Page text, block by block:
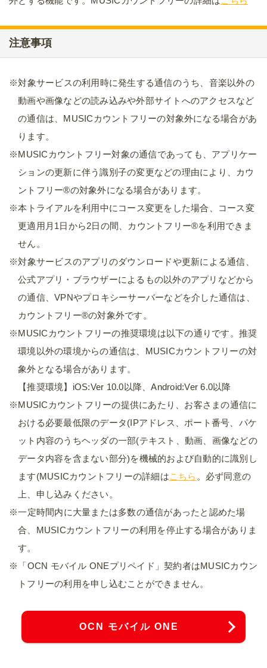
注意事項
※対象サービスの利用時に発生する通信のうち、音楽以外の
動画や画像などの読み込みや外部サイトへのアクセスなど
の通信は、MUSICカウントフリーの対象外になる場合があ
ります。
※MUSICカウントフリー対象の通信であっても、アプリケー
ションの更新に伴う識別子の変更などの理由により、カウ
ントフリー®の対象外になる場合があります。
※本トライアルを利用中にコース変更をした場合、コース変
更適用月1日から2日の間、カウントフリー®を利用できま
せん。
※対象サービスのアプリのダウンロードや更新による通信、
公式アプリ・ブラウザーによるもの以外のアプリなどから
の通信、VPNやプロキシーサーバーなどを介した通信は、
カウントフリー®の対象外です。
※MUSICカウントフリーの推奨環境は以下の通りです。推奨
環境以外の環境からの通信は、MUSICカウントフリーの対
象外となる場合があります。
【推奨環境】iOS:Ver 10.0以降、Android:Ver 6.0以降
※MUSICカウントフリーの提供にあたり、お客さまの通信に
おける必要最低限のデータ(IPアドレス、ポート番号、パケ
ット内容のうちヘッダの一部(テキスト、動画、画像などの
データ内容を含まない部分)を機械的および自動的に識別し
ます(MUSICカウントフリーの詳細はこちら 。必ず同意の
上、申し込みください。
※一定時間内に大量または多数の通信があったと認めた場
合、MUSICカウントフリーの利用を停止する場合がありま
す。
※「OCN モバイル ONEプリペイド」契約者はMUSICカウン
トフリーの利用を申し込むことができません。
OCN モバイル ONE